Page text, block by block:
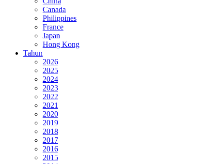
Canada
Philippines
France
Japan
Hong Kong
Tahun
2026
2025
2024
2023
2022
2021
2020
2019
2018
2017
2016
2015